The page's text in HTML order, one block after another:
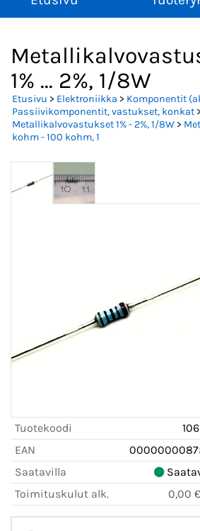
1% ... 2%, 1/8W
Etusivu > Elektroniikka > Komponentit
Passiivikomponentit, vastukset, konkat>
Metallikalvovastukset 1% - 2%, 1/8W>
kohm - 100 kohm, 1
Tuotekoodi
EAN
Saatavilla
Toimituskulut alk.
0,00